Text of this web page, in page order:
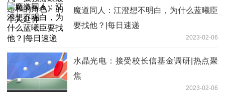
魔道同人：江澄想不明白，为什么蓝曦臣
要找他？|每日速递
2023-02-06
水晶光电：接受校长信基金调研|热点聚
焦
2023-02-06